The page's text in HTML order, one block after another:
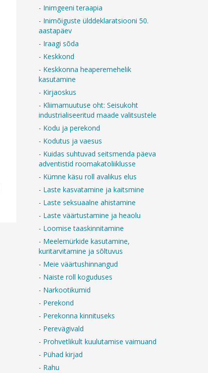
- Inimgeeni teraapia
- Inimõiguste ülddeklaratsiooni 50.
aastapäev
- Iraagi sõda
- Keskkond
- Keskkonna heaperemehelik
kasutamine
- Kirjaoskus
- Kliimamuutuse oht: Seisukoht
industrialiseeritud maade valitsustele
- Kodu ja perekond
- Kodutus ja vaesus
- Kuidas suhtuvad seitsmenda päeva
adventistid roomakatoliiklusse
- Kümne käsu roll avalikus elus
- Laste kasvatamine ja kaitsmine
- Laste seksuaalne ahistamine
- Laste väärtustamine ja heaolu
- Loomise taaskinnitamine
- Meelemürkide kasutamine,
kuritarvitamine ja sõltuvus
- Meie väärtushinnangud
- Naiste roll koguduses
- Narkootikumid
- Perekond
- Perekonna kinnituseks
- Perevägivald
- Prohvetlikult kuulutamise vaimuand
- Pühad kirjad
- Rahu